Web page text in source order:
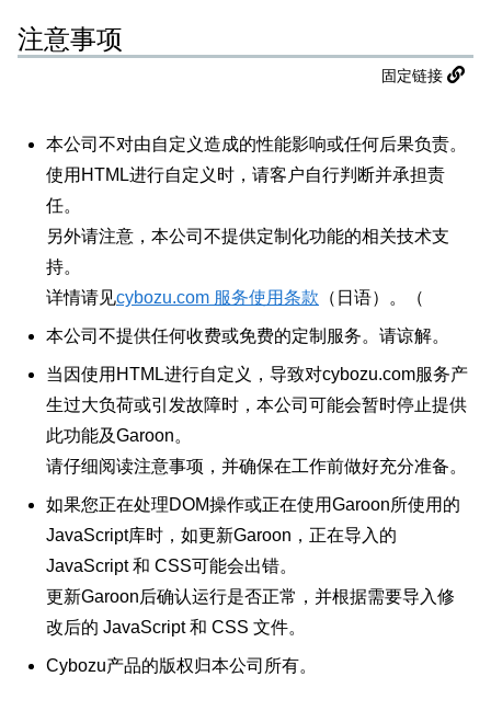
注意事项
固定链接
本公司不对由自定义造成的性能影响或任何后果负责。
使用HTML进行自定义时，请客户自行判断并承担责
任。
另外请注意，本公司不提供定制化功能的相关技术支
持。
详情请见cybozu.com 服务使用条款 （日语）。（
本公司不提供任何收费或免费的定制服务。请谅解。
当因使用HTML进行自定义，导致对cybozu.com服务产
生过大负荷或引发故障时，本公司可能会暂时停止提供
此功能及Garoon。
请仔细阅读注意事项，并确保在工作前做好充分准备。
如果您正在处理DOM操作或正在使用Garoon所使用的
JavaScript库时，如更新Garoon，正在导入的
JavaScript 和 CSS可能会出错。
更新Garoon后确认运行是否正常，并根据需要导入修
改后的 JavaScript 和 CSS 文件。
Cybozu产品的版权归本公司所有。